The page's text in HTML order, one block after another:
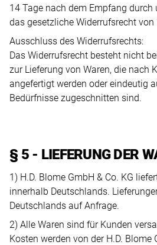
14 Tage nach dem Empfang durch
das gesetzliche Widerrufsrecht von
Ausschluss des Widerrufsrechts:
Das Widerrufsrecht besteht nicht
zur Lieferung von Waren, die nach
angefertigt werden oder eindeutig
Bedürfnisse zugeschnitten sind.
§ 5 - LIEFERUNG DER
1) H.D. Blome GmbH & Co. KG
innerhalb Deutschlands.
Deutschlands auf Anfrage.
2) Alle Waren sind für Kunden
Kosten werden von der H.D. Blome